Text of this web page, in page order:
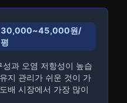
30,000~45,000원/
평
과 오염 저항성이 높습
지 관리가 쉬운 것이 가
배 시장에서 가장 많이